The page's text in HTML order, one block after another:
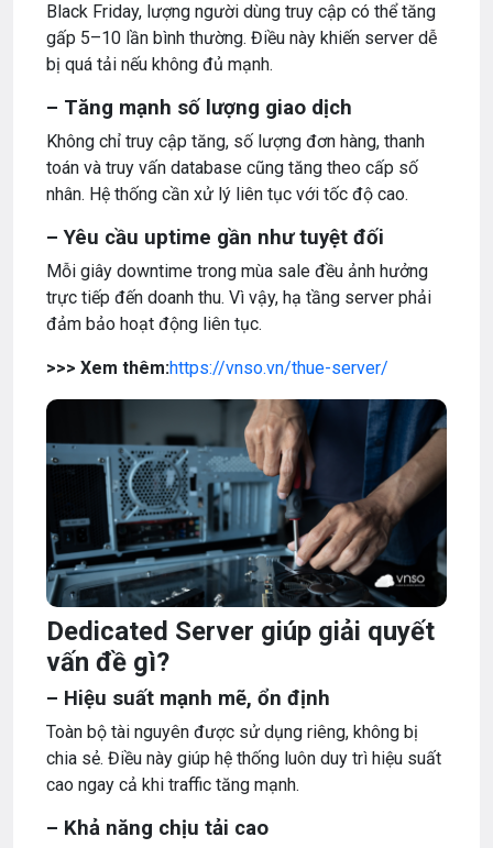
Black Friday, lượng người dùng truy cập có thể tăng
gấp 5–10 lần bình thường. Điều này khiến server dễ
bị quá tải nếu không đủ mạnh.
– Tăng mạnh số lượng giao dịch
Không chỉ truy cập tăng, số lượng đơn hàng, thanh
toán và truy vấn database cũng tăng theo cấp số
nhân. Hệ thống cần xử lý liên tục với tốc độ cao.
– Yêu cầu uptime gần như tuyệt đối
Mỗi giây downtime trong mùa sale đều ảnh hưởng
trực tiếp đến doanh thu. Vì vậy, hạ tầng server phải
đảm bảo hoạt động liên tục.
>>> Xem thêm:https://vnso.vn/thue-server/
Dedicated Server giúp giải quyết
vấn đề gì?
– Hiệu suất mạnh mẽ, ổn định
Toàn bộ tài nguyên được sử dụng riêng, không bị
chia sẻ. Điều này giúp hệ thống luôn duy trì hiệu suất
cao ngay cả khi traffic tăng mạnh.
– Khả năng chịu tải cao